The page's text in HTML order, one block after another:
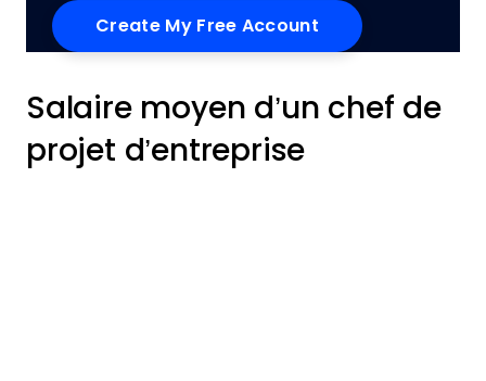
Salaire moyen d’un chef de
projet d’entreprise